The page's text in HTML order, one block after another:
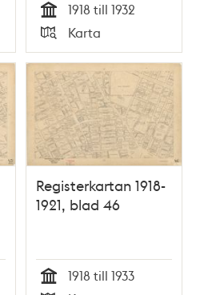
Tid
1918 till 1932
Typ
Karta
Registerkartan 1918-
1921, blad 46
1918 till 1933